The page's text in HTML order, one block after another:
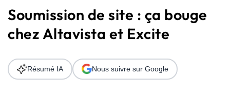
Solutions
Ressources
Audit SEO
Soumission de site : ça bouge
chez Altavista et Excite
Résumé IA Nous suivre sur Google